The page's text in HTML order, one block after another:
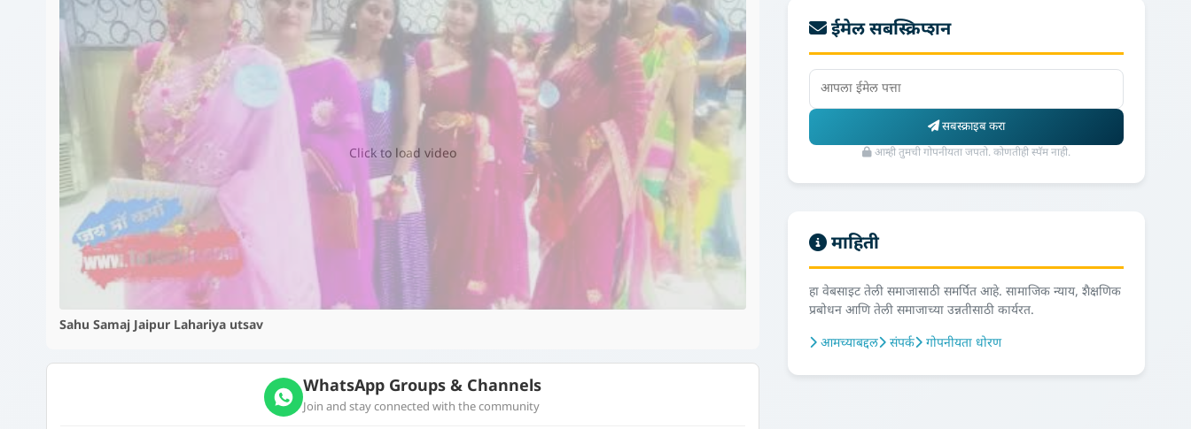
▶️
Click to load video
Sahu Samaj Jaipur Lahariya utsav
WhatsApp Groups & Channels
Join and stay connected with the community
ईमेल सबस्क्रिप्शन
सबस्क्राइब करा
आम्ही तुमची गोपनीयता जपतो. कोणतीही स्पॅम नाही.
माहिती
हा वेबसाइट तेली समाजासाठी समर्पित आहे. सामाजिक न्याय, शैक्षणिक
प्रबोधन आणि तेली समाजाच्या उन्नतीसाठी कार्यरत.
आमच्याबद्दल
संपर्क गोपनीयता धोरण